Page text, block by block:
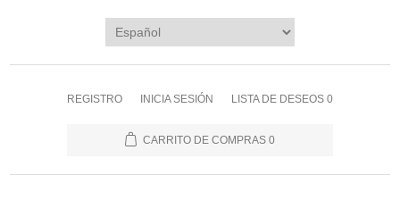
REGISTRO INICIA SESIÓN LISTA DE DESEOS 0
CARRITO DE COMPRAS 0